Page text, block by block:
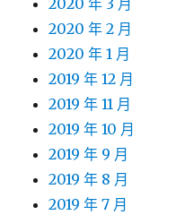
2020 年 3 月
2020 年 2 月
2020 年 1 月
2019 年 12 月
2019 年 11 月
2019 年 10 月
2019 年 9 月
2019 年 8 月
2019 年 7 月